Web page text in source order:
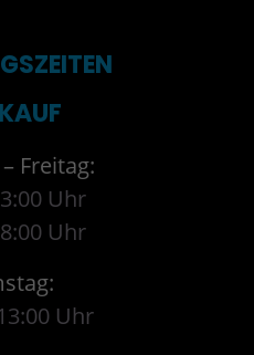
Freitag:
Uhr
Uhr
Uhr